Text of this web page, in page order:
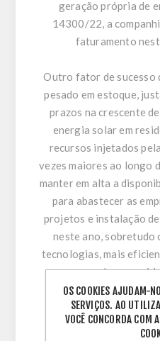
geração própria de
14300/22, a
faturamento
Outro fator de sucesso
pesado em estoque,
prazos na crescente
energia solar em
recursos injetados
vezes maiores ao longo
manter em alta a
para abastecer as
projetos e instalação
neste ano, sobretudo
tecnologias, mais
cada
Com a intenção de
empresas de
OS COOKIES AJUDAM-
SERVIÇOS. AO
VOCÊ CONCORDA COM